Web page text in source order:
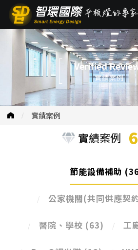
Verified
實績案例
實績案例
實績案例
節能設備補助
公家機關(共同供應契
醫院、學校 (63) 工